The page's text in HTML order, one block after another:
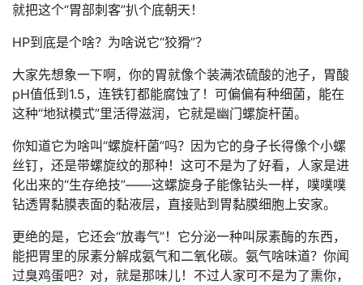
就把这个“胃部刺客”扒个底朝天！
HP到底是个啥？为啥说它“狡猾”？
大家先想象一下啊，你的胃就像个装满浓硫酸的池子，胃酸
pH值低到1.5，连铁钉都能腐蚀了！可偏偏有种细菌，能在
这种“地狱模式”里活得滋润，它就是幽门螺旋杆菌。
你知道它为啥叫“螺旋杆菌”吗？因为它的身子长得像个小螺
丝钉，还是带螺旋纹的那种！这可不是为了好看，人家是进
化出来的“生存绝技”——这螺旋身子能像钻头一样，噗噗噗
钻透胃黏膜表面的黏液层，直接贴到胃黏膜细胞上安家。
更绝的是，它还会“放毒气”！它分泌一种叫尿素酶的东西，
能把胃里的尿素分解成氨气和二氧化碳。氨气啥味道？你闻
过臭鸡蛋吧？对，就是那味儿！不过人家可不是为了熏你，